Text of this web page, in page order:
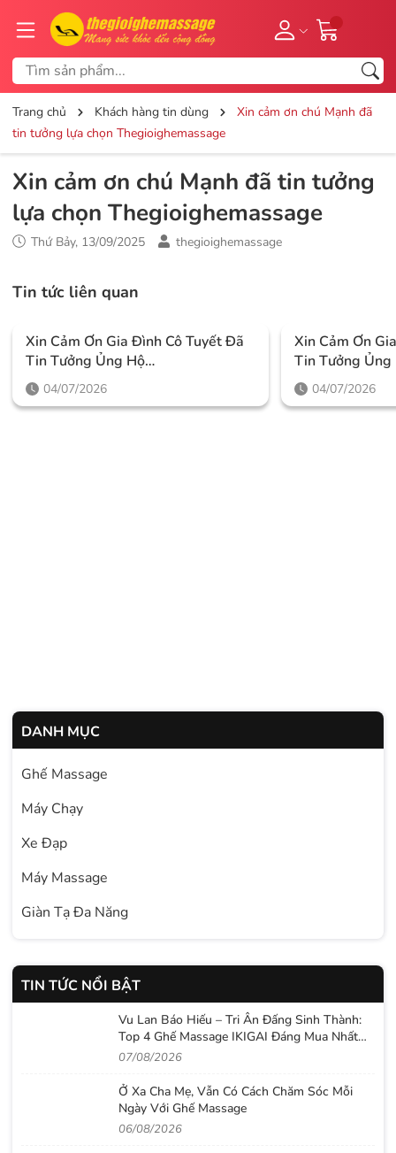
Trang chủ Khách hàng tin dùng
Xin cảm ơn chú Mạnh đã
tin tưởng lựa chọn Thegioighemassage
Xin cảm ơn chú Mạnh đã tin tưởng
lựa chọn Thegioighemassage
Thứ Bảy, 13/09/2025 thegioighemassage
Tin tức liên quan
Xin Cảm Ơn Gia Đình Cô Tuyết Đã
Tin Tưởng Ủng Hộ
Thegioighemassage
04/07/2026
Xin Cảm Ơn
Tin Tưởng Ủng
04/07/2026
DANH MỤC
Ghế Massage
Máy Chạy
Xe Đạp
Máy Massage
Giàn Tạ Đa Năng
TIN TỨC NỔI BẬT
Vu Lan Báo Hiếu – Tri Ân Đấng Sinh Thành:
Top 4 Ghế Massage IKIGAI Đáng Mua Nhất
2026
07/08/2026
Ở Xa Cha Mẹ, Vẫn Có Cách Chăm Sóc Mỗi
Ngày Với Ghế Massage
06/08/2026